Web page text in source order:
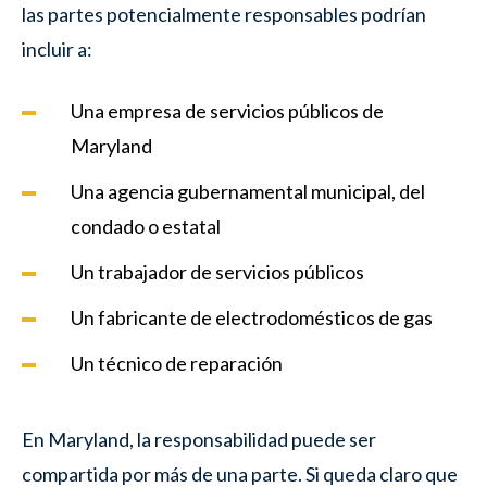
las partes potencialmente responsables podrían
incluir a:
Una empresa de servicios públicos de
Maryland
Una agencia gubernamental municipal, del
condado o estatal
Un trabajador de servicios públicos
Un fabricante de electrodomésticos de gas
Un técnico de reparación
En Maryland, la responsabilidad puede ser
compartida por más de una parte. Si queda claro que